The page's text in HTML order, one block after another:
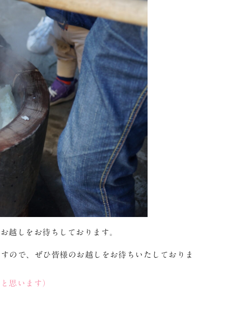
越しをお待ちしております。
ので、ぜひ皆様のお越しをお待ちいたしておりま
思います）